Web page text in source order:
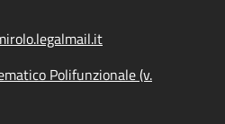
Polifunzionale (v.